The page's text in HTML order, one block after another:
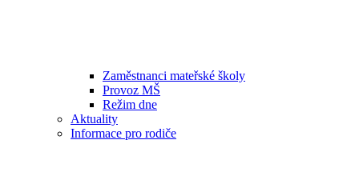
Zaměstnanci mateřské školy
Provoz MŠ
Režim dne
Aktuality
Informace pro rodiče